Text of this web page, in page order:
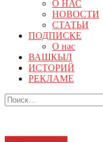
О НАС
НОВОСТИ
СТАТЬИ
ПОДПИСКЕ
О нас
ВАШКЫЛ
ИСТОРИЙ
РЕКЛАМЕ
Найти: